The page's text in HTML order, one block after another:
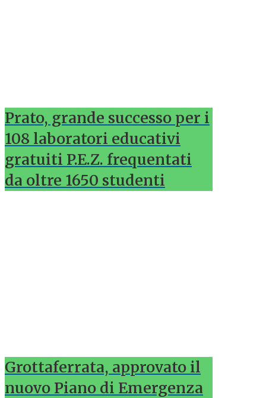
Prato, grande successo per i
108 laboratori educativi
gratuiti P.E.Z. frequentati
da oltre 1650 studenti
Grottaferrata, approvato il
nuovo Piano di Emergenza